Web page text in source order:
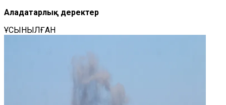
Алаңдатарлық деректер
ҰСЫНЫЛҒАН